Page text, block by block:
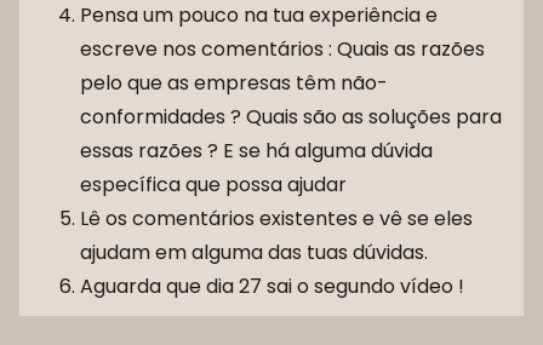
Pensa um pouco na tua experiência e
escreve nos comentários : Quais as razões
pelo que as empresas têm não-
conformidades ? Quais são as soluções para
essas razões ? E se há alguma dúvida
específica que possa ajudar
Lê os comentários existentes e vê se eles
ajudam em alguma das tuas dúvidas.
Aguarda que dia 27 sai o segundo vídeo !